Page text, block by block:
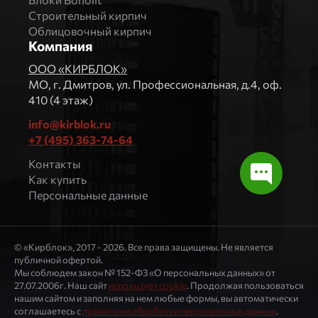
Строительный кирпич
Облицовочный кирпич
Компания
ООО «КИРБЛОК»
МO, г. Дмитров, ул. Профессиональная, д.4, оф.
410 (4 этаж)
info@kirblok.ru
+7 (495) 363-74-64
Контакты
Как купить
Персональные данные
© «Кирблок», 2017 - 2026. Все права защищены. Не является
публичной офертой.
Мы соблюдем закон № 152-ФЗ «О персональных данных» от
27.07.2006г. Наш сайтиспользует cookie. Продолжая пользоваться
нашим сайтом и заполняя на нем любые формы, вы автоматически
соглашаетесь справилами обработки персональных данных.